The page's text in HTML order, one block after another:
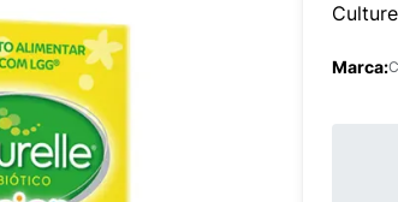
Marca: